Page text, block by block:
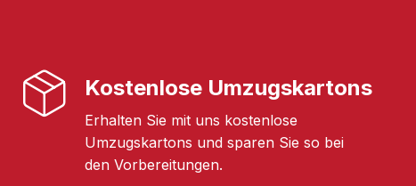
Kostenlose Umzugskartons
Erhalten Sie mit uns kostenlose
Umzugskartons und sparen Sie so bei
den Vorbereitungen.